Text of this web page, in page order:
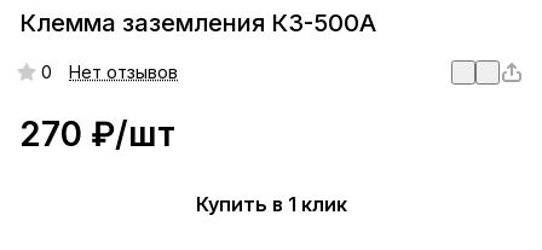
Клемма заземления КЗ-500А
0 Нет отзывов
270 ₽/шт
Купить в 1 клик